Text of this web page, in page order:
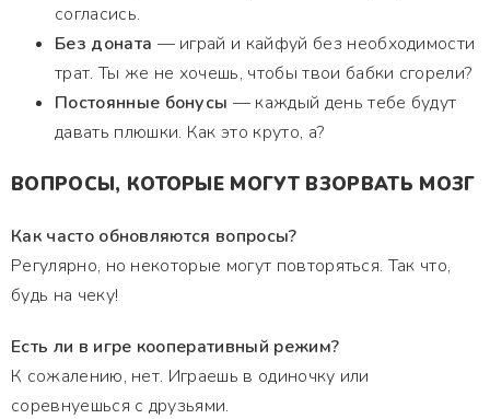
согласись.
Без доната — играй и кайфуй без необходимости
трат. Ты же не хочешь, чтобы твои бабки сгорели?
Постоянные бонусы — каждый день тебе будут
давать плюшки. Как это круто, а?
ВОПРОСЫ, КОТОРЫЕ МОГУТ ВЗОРВАТЬ МОЗГ
Как часто обновляются вопросы?
Регулярно, но некоторые могут повторяться. Так что,
будь на чеку!
Есть ли в игре кооперативный режим?
К сожалению, нет. Играешь в одиночку или
соревнуешься с друзьями.